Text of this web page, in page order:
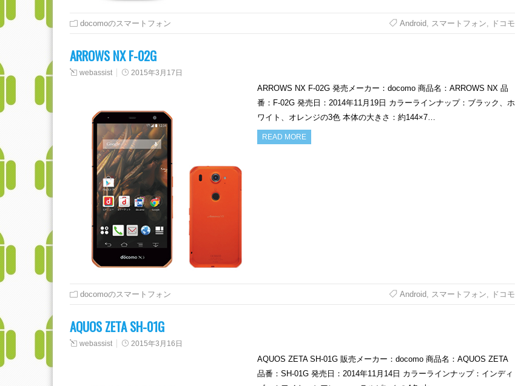
docomoのスマートフォン Android, スマートフォン ドコモ
ARROWS NX F-02G
webassist 2015年3月17日
ARROWS NX F-02G 発売メーカー：docomo 商品名：ARROWS NX 品
番：F-02G 発売日：2014年11月19日 カラーラインナップ：ブラック、ホ
ワイト、オレンジの3色 本体の大きさ：約144×7…
READ MORE
docomoのスマートフォン Android, スマートフォン, ドコモ
AQUOS ZETA SH-01G
webassist 2015年3月16日
AQUOS ZETA SH-01G 販売メーカー：docomo 商品名：AQUOS ZETA
品番：SH-01G 発売日：2014年11月14日 カラーラインナップ：インディ